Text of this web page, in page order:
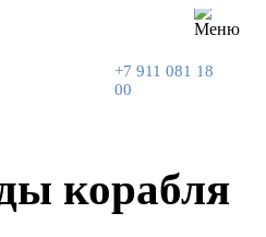
+7 911 081 18
00
корабля